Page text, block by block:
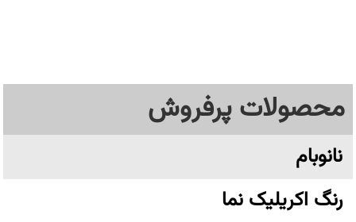
محصولات پرفروش
نانوبام
رنگ اکریلیک نما